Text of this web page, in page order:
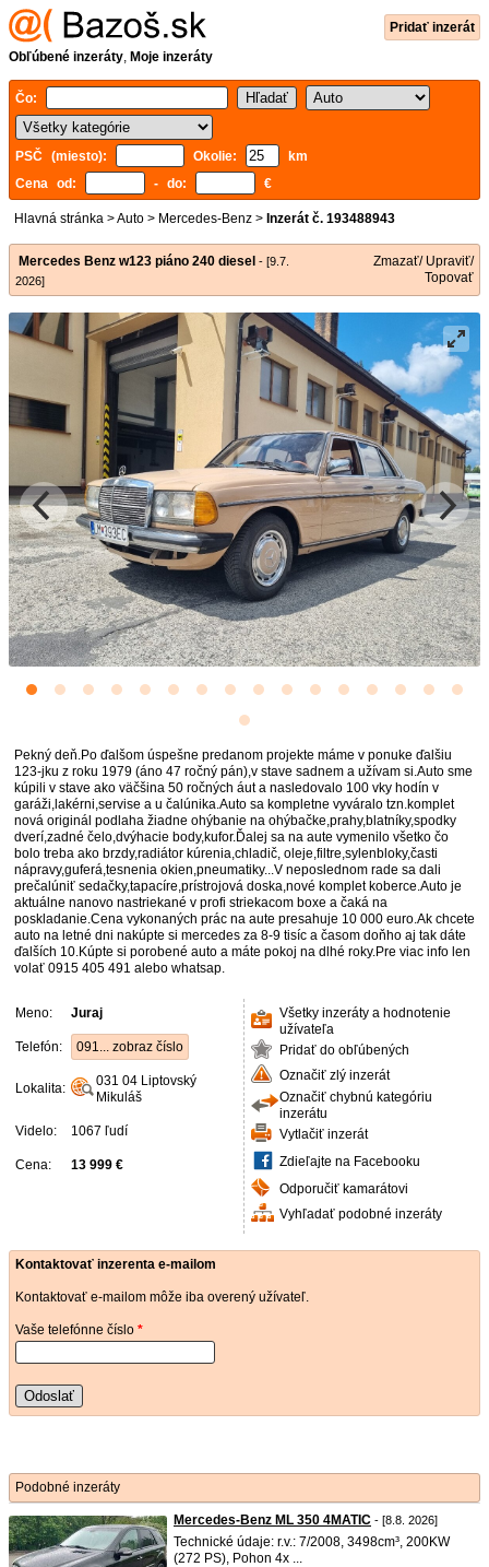
Pridať inzerát
Obľúbené inzeráty, Moje inzeráty
Čo:
PSČ (miesto): Okolie:
km
Cena od:
- do: €
Hlavná stránka >Auto > Mercedes-Benz > Inzerát č. 193488943
Mercedes Benz w123 piáno 240 diesel - [9.7.
2026]
Zmazať/ Upraviť/
Topovať
Pekný deň.Po ďalšom úspešne predanom projekte máme v ponuke ďalšiu
123-jku z roku 1979 (áno 47 ročný pán),v stave sadnem a užívam si.Auto sme
kúpili v stave ako väčšina 50 ročných áut a nasledovalo 100 vky hodín v
garáži,lakérni,servise a u čalúnika.Auto sa kompletne vyváralo tzn.komplet
nová originál podlaha žiadne ohýbanie na ohýbačke,prahy,blatníky,spodky
dverí,zadné čelo,dvýhacie body,kufor.Ďalej sa na aute vymenilo všetko čo
bolo treba ako brzdy,radiátor kúrenia,chladič, oleje,filtre,sylenbloky,časti
nápravy,guferá,tesnenia okien,pneumatiky...V neposlednom rade sa dali
prečalúniť sedačky,tapacíre,prístrojová doska,nové komplet koberce.Auto je
aktuálne nanovo nastriekané v profi striekacom boxe a čaká na
poskladanie.Cena vykonaných prác na aute presahuje 10 000 euro.Ak chcete
auto na letné dni nakúpte si mercedes za 8-9 tisíc a časom doňho aj tak dáte
ďalších 10.Kúpte si porobené auto a máte pokoj na dlhé roky.Pre viac info len
volať 0915 405 491 alebo whatsap.
Meno: Juraj
Telefón: 091... zobraz číslo
Lokalita: 031 04 Liptovský
Mikuláš
Videlo: 1067 ľudí
Cena: 13 999 €
Všetky inzeráty a hodnotenie
užívateľa
Pridať do obľúbených
Označiť zlý inzerát
Označiť chybnú kategóriu
inzerátu
Vytlačiť inzerát
Zdieľajte na Facebooku
Odporučiť kamarátovi
Vyhľadať podobné inzeráty
Kontaktovať inzerenta e-mailom
Kontaktovať e-mailom môže iba overený užívateľ.
Vaše telefónne číslo *
Odoslať
Podobné inzeráty
Mercedes-Benz ML 350 4MATIC - [8.8. 2026]
Technické údaje: r.v.: 7/2008, 3498cm³, 200KW
(272 PS), Pohon 4x ...